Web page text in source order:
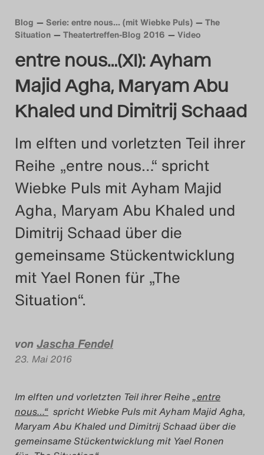
2019
Das Theatertreffen-Blog
2020
Das Theatertreffen-Blog
Das Theatertreffen-Blog
2022
Das Theatertreffen-Blog
2023
Das Theatertreffen-Blog
2024
Das Theatertreffen-Blog
2025
Das Theatertreffen-Blog
Archiv
Impressum
Nutzungsbedingungen
Blog Serie: entre nous... (mit Wiebke Puls)
The
Situation
Theatertreffen-Blog 2016 Video
entre nous…(XI): Ayham
Majid Agha, Maryam Abu
Khaled und Dimitrij Schaad
Im elften und vorletzten Teil ihrer
Reihe „entre nous…“ spricht
Wiebke Puls mit Ayham Majid
Agha, Maryam Abu Khaled und
Dimitrij Schaad über die
gemeinsame Stückentwicklung
mit Yael Ronen für „The
Situation“.
vonJascha Fendel
23. Mai 2016
Im elften und vorletzten Teil ihrer Reihe„entre
nous…“ spricht Wiebke Puls mit Ayham Majid Agha,
Maryam Abu Khaled und Dimitrij Schaad über die
gemeinsame Stückentwicklung mit Yael Ronen